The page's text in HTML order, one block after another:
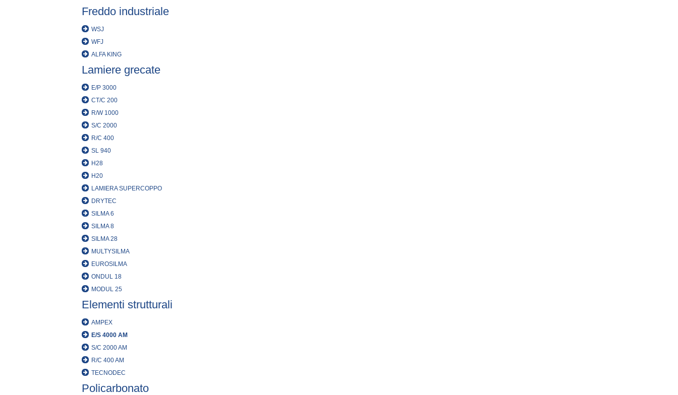
Freddo industriale
WSJ
WFJ
ALFA KING
Lamiere grecate
E/P 3000
CT/C 200
R/W 1000
S/C 2000
R/C 400
SL 940
H28
H20
LAMIERA SUPERCOPPO
DRYTEC
SILMA 6
SILMA 8
SILMA 28
MULTYSILMA
EUROSILMA
ONDUL 18
MODUL 25
Elementi strutturali
AMPEX
E/S 4000 AM
S/C 2000 AM
R/C 400 AM
TECNODEC
Policarbonato